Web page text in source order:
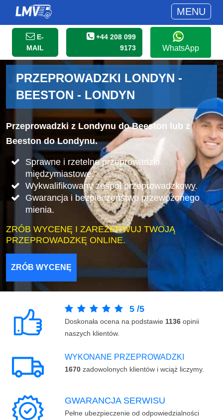
MENU
E-
MAIL
+44 208 099
9173
WhatsApp
PRZEPROWADZKI LONDYN -
BEESTON - LONDYN
Przeprowadzki z Londynu do Beeston lub z
Beeston do Londynu.
Sprawne i rzetelne przeprowadzki
międzymiastowe.
Wykwalifikowany zespół przeprowadzkowy.
Gwarancja i bezpieczeństwo przewożonego
mienia.
ZRÓB WYCENĘ I ZAREZERWUJ TWOJĄ
PRZEPROWADZKĘ ONLINE.
ZRÓB WYCENĘ
5 /5
Doskonała ocena na podstawie 1136 opinii
naszych klientów.
WYKONANE PRZEPROWADZKI
1670 zadowolonych klientów i wciąż liczymy.
GWARANCJA SERWISU
Pełne ubezpieczenie od odpowiedzialności